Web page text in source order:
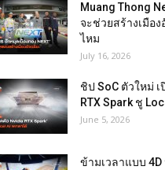
Muang Thong
จะช่วยสร้างเมือง
ไหม
July 16, 2026
ชิป SoC ตัวใหม่
RTX Spark ชู
June 5, 2026
ข้ามเวลาแบบ